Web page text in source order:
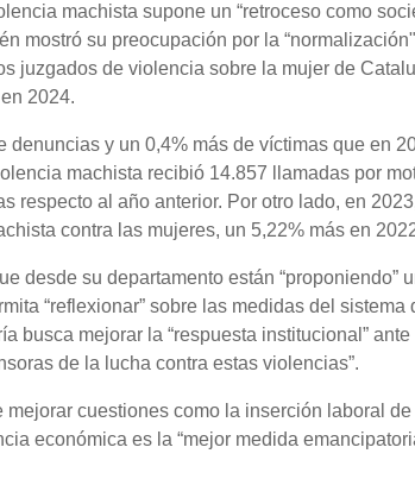
machista supone un “retroceso como
mostró su preocupación por la
juzgados de violencia sobre la mujer de
2024.
y un 0,4% más de víctimas que en
machista recibió 14.857 llamadas por
respecto al año anterior. Por otro lado, en
contra las mujeres, un 5,22% más en
desde su departamento están “proponiendo”
“reflexionar” sobre las medidas del sistema
busca mejorar la “respuesta institucional”
de la lucha contra estas violencias”.
cuestiones como la inserción laboral
económica es la “mejor medida